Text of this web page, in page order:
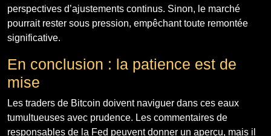
perspectives d’ajustements continus. Sinon, le marché
pourrait rester sous pression, empêchant toute remontée
significative.
En conclusion : la patience est de
mise
Les traders de Bitcoin doivent naviguer dans ces eaux
tumultueuses avec prudence. Les commentaires de
responsables de la Fed peuvent donner un aperçu, mais il